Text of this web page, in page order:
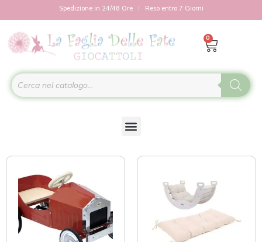
Spedizione in 24/48 Ore Reso entro 7 Giorni
0